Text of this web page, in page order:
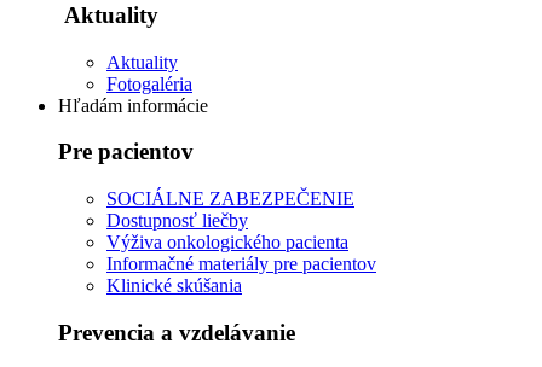
Aktuality
Aktuality
Fotogaléria
Hľadám informácie
Pre pacientov
SOCIÁLNE ZABEZPEČENIE
Dostupnosť liečby
Výživa onkologického pacienta
Informačné materiály pre pacientov
Klinické skúšania
Prevencia a vzdelávanie